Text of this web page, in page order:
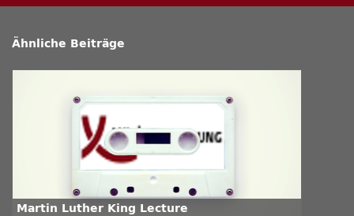
Ähnliche Beiträge
Martin Luther King Lecture